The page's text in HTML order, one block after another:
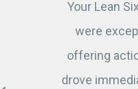
Your Lean
were
offering
drove